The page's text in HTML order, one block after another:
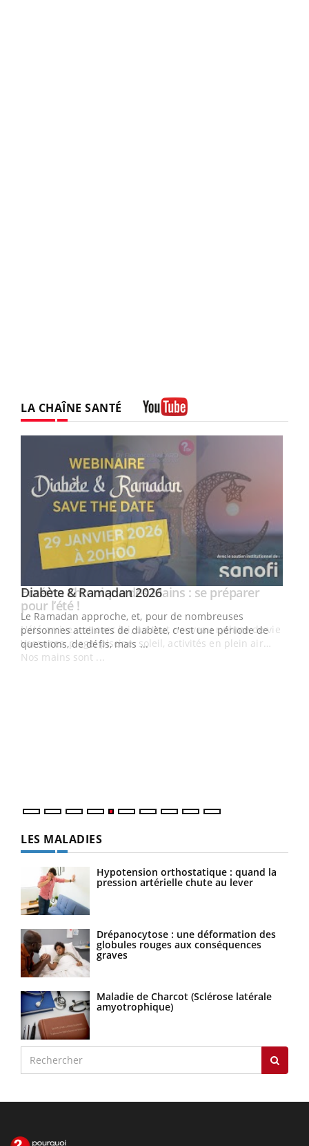
LA CHAÎNE SANTÉ
Youtube
Diabète & Ramadan 2026Youtube
Le Ramadan approche, et, pour de nombreuses
personnes atteintes de diabète, c'est une période de
questions, de défis, mais ...
LES MALADIES
Hypotension orthostatique : quand la
pression artérielle chute au lever
Drépanocytose : une déformation des
globules rouges aux conséquences
graves
Maladie de Charcot (Sclérose latérale
amyotrophique)